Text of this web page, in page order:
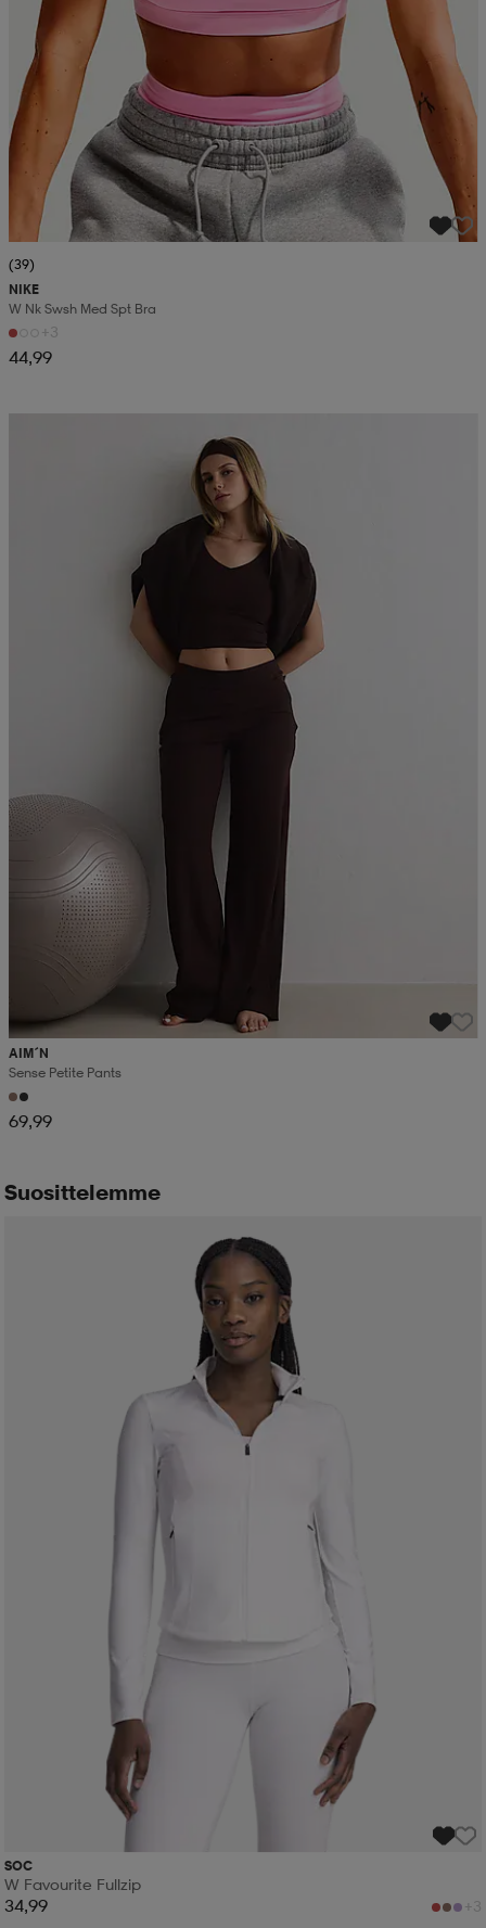
(39)
NIKE
W Nk Swsh Med Spt Bra
+3
44,99
AIM´N
Sense Petite Pants
69,99
Suosittelemme
SOC
W Favourite Fullzip
+3
34,99